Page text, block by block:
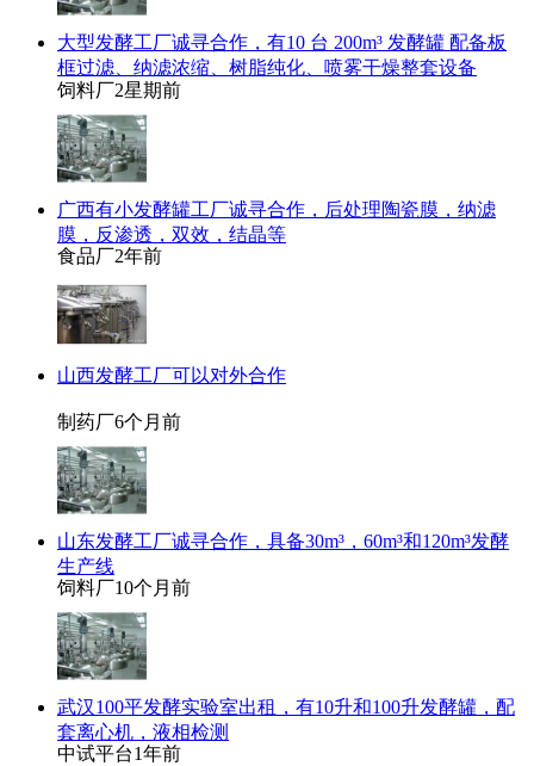
大型发酵工厂诚寻合作，有10 台 200m³ 发酵罐 配备板
框过滤、纳滤浓缩、树脂纯化、喷雾干燥整套设备
饲料厂2星期前
广西有小发酵罐工厂诚寻合作，后处理陶瓷膜，纳滤
膜，反渗透，双效，结晶等
食品厂2年前
山西发酵工厂可以对外合作
制药厂6个月前
山东发酵工厂诚寻合作，具备30m³，60m³和120m³发酵
生产线
饲料厂10个月前
武汉100平发酵实验室出租，有10升和100升发酵罐，配
套离心机，液相检测
中试平台1年前